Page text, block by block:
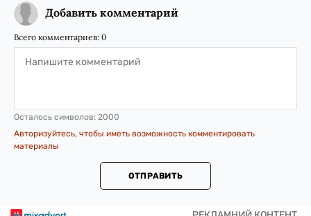
Добавить комментарий
Всего комментариев: 0
Осталось символов: 2000
Авторизуйтесь, чтобы иметь возможность комментировать
материалы
ОТПРАВИТЬ